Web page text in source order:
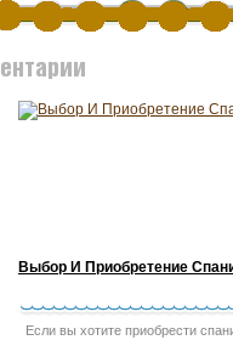
Выбор И Приобретение
Если вы хотите приобрести